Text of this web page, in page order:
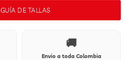
GUÍA DE TALLAS
🚚
Envio a toda Colombia